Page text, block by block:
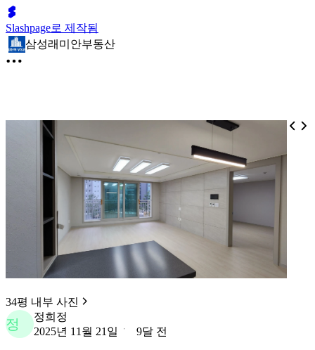
Slashpage로 제작됨
삼성래미안부동산
34평 내부 사진
정
정희정
2025년 11월 21일
9달 전